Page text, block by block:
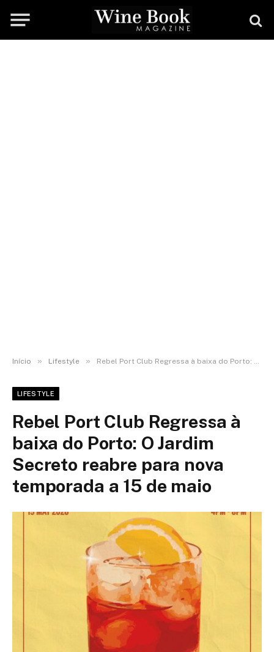
Início » Lifestyle » Rebel Port Club Regressa à baixa do Porto: O Jardim Secreto reabre para nova temporada a 15 de maio
LIFESTYLE
Rebel Port Club Regressa à
baixa do Porto: O Jardim
Secreto reabre para nova
temporada a 15 de maio